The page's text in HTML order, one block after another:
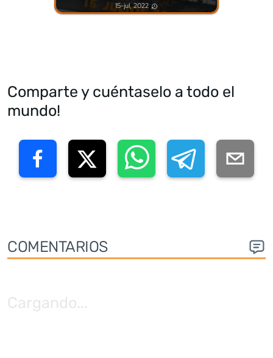
15-jul, 2022
Comparte y cuéntaselo a todo el
mundo!
COMENTARIOS
Cargando...